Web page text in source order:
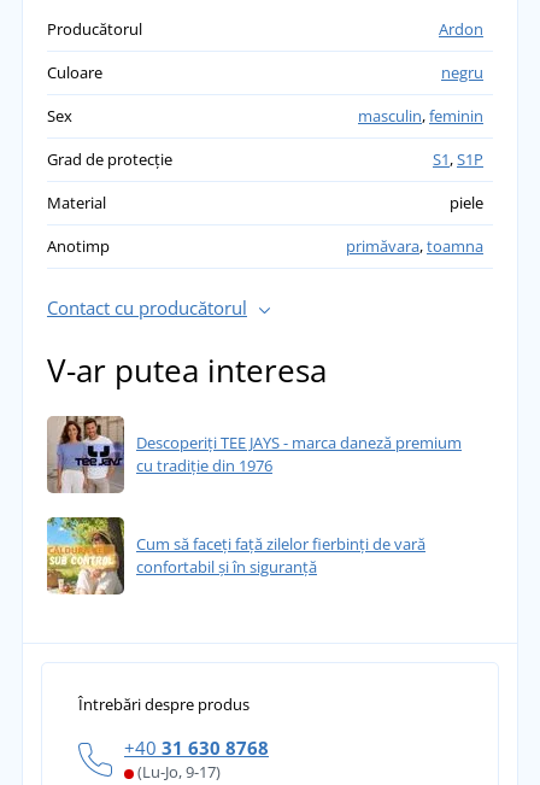
Producătorul
Ardon
Culoare
negru
Sex
masculin,feminin
Grad de protecție
S1,S1P
Material
piele
Anotimp
primăvara,toamna
Contact cu producătorul
V-ar putea interesa
Descoperiți TEE JAYS - marca daneză premium
cu tradiție din 1976
Cum să faceți față zilelor fierbinți de vară
confortabil și în siguranță
Întrebări despre produs
+40 31 630 8768
(Lu-Jo, 9-17)